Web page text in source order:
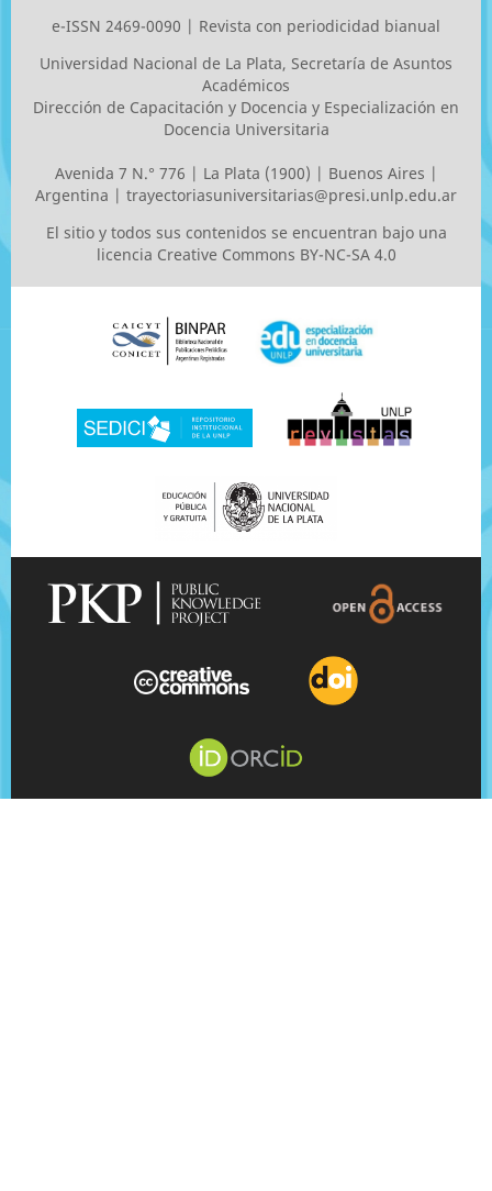
e-ISSN 2469-0090 | Revista con periodicidad bianual
Universidad Nacional de La Plata, Secretaría de Asuntos
Académicos
Dirección de Capacitación y Docencia y Especialización en
Docencia Universitaria
Avenida 7 N.° 776 | La Plata (1900) | Buenos Aires |
Argentina | trayectoriasuniversitarias@presi.unlp.edu.ar
El sitio y todos sus contenidos se encuentran bajo una
licencia Creative Commons BY-NC-SA 4.0